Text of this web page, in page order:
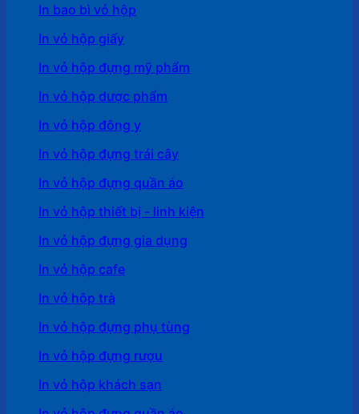
In bao bì vỏ hộp
In vỏ hộp giấy
In vỏ hộp đựng mỹ phẩm
In vỏ hộp dược phẩm
In vỏ hộp đông y
In vỏ hộp đựng trái cây
In vỏ hộp đựng quần áo
In vỏ hộp thiết bị - linh kiện
In vỏ hộp đựng gia dụng
In vỏ hộp cafe
In vỏ hôp trà
In vỏ hộp đựng phụ tùng
In vỏ hộp đựng rượu
In vỏ hộp khách sạn